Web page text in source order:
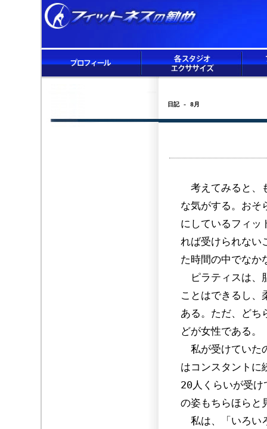
日記 - 8月
考えてみると、
な気がする。おそ
にしているフィッ
れば受けられない
た時間の中でなか
ピラティスは、
ことはできるし、
ある。ただ、どち
どが女性である。
私が受けていた
はコンスタントに
20人くらいが受
の姿もちらほらと
私は、「いろい